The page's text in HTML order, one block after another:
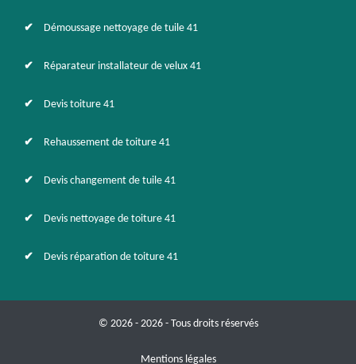
Démoussage nettoyage de tuile 41
Réparateur installateur de velux 41
Devis toiture 41
Rehaussement de toiture 41
Devis changement de tuile 41
Devis nettoyage de toiture 41
Devis réparation de toiture 41
© 2026 - 2026 - Tous droits réservés
Mentions légales